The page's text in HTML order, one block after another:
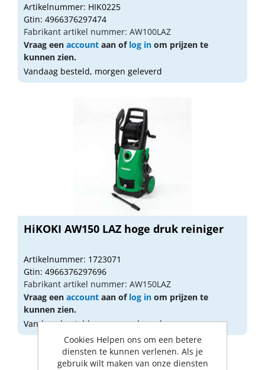
Artikelnummer: HIK0225
Gtin: 4966376297474
Fabrikant artikel nummer: AW100LAZ
Vraag een account aan of log in om prijzen te
kunnen zien.
Vandaag besteld, morgen geleverd
HiKOKI AW150 LAZ hoge druk reiniger
Artikelnummer: 1723071
Gtin: 4966376297696
Fabrikant artikel nummer: AW150LAZ
Vraag een account aan of log in om prijzen te
kunnen zien.
Vandaag besteld, morgen geleverd
Cookies Helpen ons om een betere
diensten te kunnen verlenen. Als je
gebruik wilt maken van onze diensten